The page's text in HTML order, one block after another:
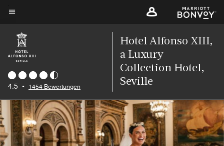
Skip
main
content
4.5 • 1454 Bewertungen
Hotel Alfonso XIII,
a Luxury
Collection Hotel,
Seville